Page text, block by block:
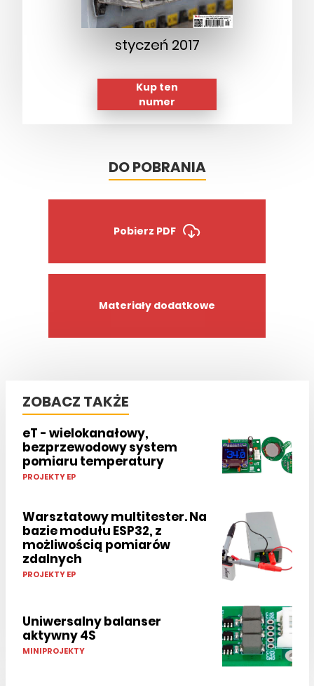
styczeń 2017
Kup ten
numer
DO POBRANIA
Pobierz PDF
Materiały dodatkowe
ZOBACZ TAKŻE
eT - wielokanałowy,
bezprzewodowy system
pomiaru temperatury
PROJEKTY EP
Warsztatowy multitester. Na
bazie modułu ESP32, z
możliwością pomiarów
zdalnych
PROJEKTY EP
Uniwersalny balanser
aktywny 4S
MINIPROJEKTY